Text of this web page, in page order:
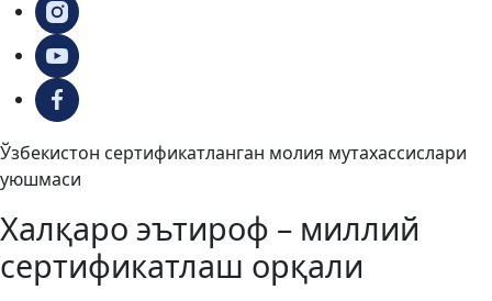
Ўзбекистон сертификатланган молия мутахассислари
уюшмаси
Халқаро эътироф – миллий
сертификатлаш орқали